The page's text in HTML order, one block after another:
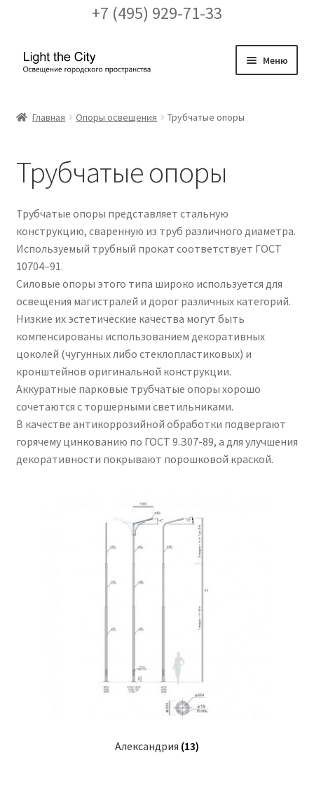
+7 (495) 929-71-33
Перейти
Перейти
Меню
Бренды
Галерея
Доставка и оплата
Заказ проекта освещения
Контакты
Корзина
Маркировка опор «Opora engineering»
Мой аккаунт
Обозначения стандартных установочных мест
Отправить заявку
Оформление заказа
Таблица выбора вводного щитка
Главная Опоры освещения Трубчатые опоры
Трубчатые опоры
Трубчатые опоры представляет стальную
конструкцию, сваренную из труб различного диаметра.
Используемый трубный прокат соответствует ГOCT
10704–91.
Силовые опоры этого типа широко используется для
освещения магистралей и дорог различных категорий.
Низкие их эстетические качества могут быть
компенсированы использованием декоративных
цоколей (чугунных либо стеклопластиковых) и
кронштейнов оригинальной конструкции.
Аккуратные парковые трубчатые опоры хорошо
сочетаются с торшерными светильниками.
В качестве антикоррозийной обработки подвергают
горячему цинкованию по ГОСТ 9.З07-89, а для улучшения
декоративности покрывают порошковой краской.
Александрия (13)